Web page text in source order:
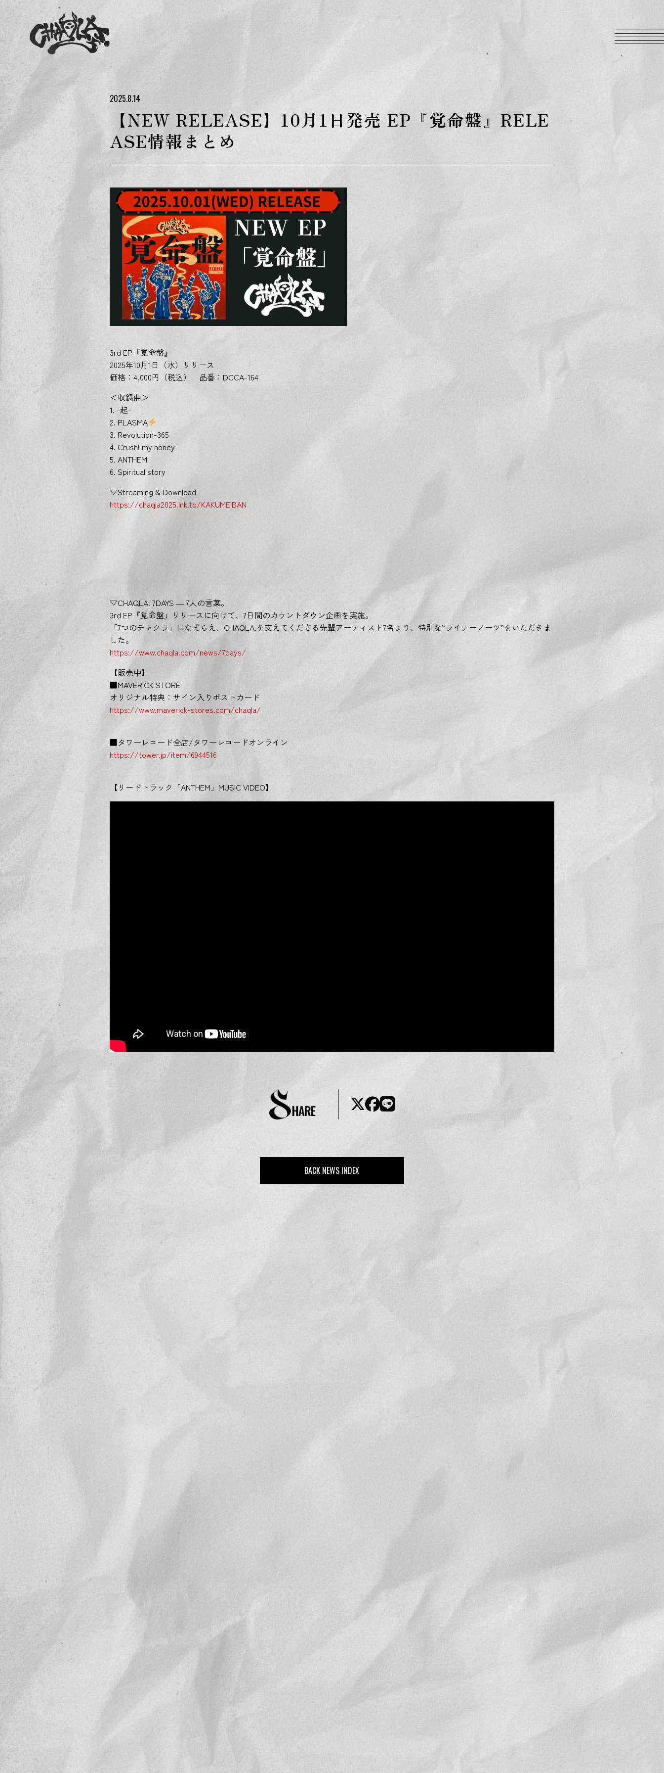
k
o
e
n
e
n
t
2025.8.14
【NEW RELEASE】10月1日発売 EP『覚命盤』RELE
ASE情報まとめ
3rd EP『覚命盤』
2025年10月1日（水）リリース
価格：4,000円（税込） 品番：DCCA-164
＜収録曲＞
1. -起-
2. PLASMA
3. Revolution-365
4. Crush! my honey
5. ANTHEM
6. Spiritual story
▽Streaming & Download
https://chaqla2025.lnk.to/KAKUMEIBAN
▽CHAQLA. 7DAYS ― 7人の言葉。
3rd EP『覚命盤』リリースに向けて、7日間のカウントダウン企画を実施。
「7つのチャクラ」になぞらえ、CHAQLA.を支えてくださる先輩アーティスト7名より、特別な“ライナーノーツ”をいただきま
した。
https://www.chaqla.com/news/7days/
【販売中】
■MAVERICK STORE
オリジナル特典：サイン入りポストカード
https://www.maverick-stores.com/chaqla/
■タワーレコード全店/タワーレコードオンライン
https://tower.jp/item/6944516
【リードトラック「ANTHEM」MUSIC VIDEO】
BACK NEWS INDEX